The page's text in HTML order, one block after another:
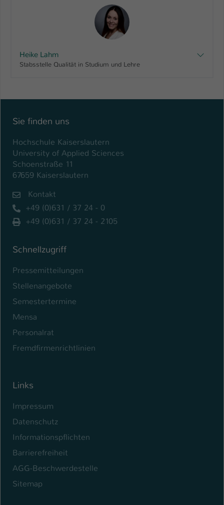
Heike Lahm
Stabsstelle Qualität in Studium und Lehre
Sie finden uns
Hochschule Kaiserslautern
University of Applied Sciences
Schoenstraße 11
67659 Kaiserslautern
Kontakt
+49 (0)631 / 37 24 - 0
+49 (0)631 / 37 24 - 2105
Schnellzugriff
Pressemitteilungen
Stellenangebote
Semestertermine
Mensa
Personalrat
Fremdfirmenrichtlinien
Links
Impressum
Datenschutz
Informationspflichten
Barrierefreiheit
AGG-Beschwerdestelle
Sitemap